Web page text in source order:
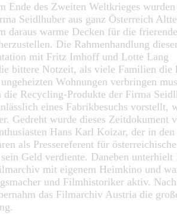
Ende des Zweiten Weltkrieges
Seidlhuber aus ganz Österreich
daraus warme Decken für die frierende
Die Rahmenhandlung
mit Fritz Imhoff und Lotte Lang
bittere Notzeit, als viele Familien die
Wohnungen verbringen
die Recycling-Produkte der Firma
eines Fabrikbesuchs vorstellt,
Gedreht wurde dieses Zeitdokument
Hans Karl Koizar, der in den
als Pressereferent für österreichische
Geld verdiente. Daneben unterhielt
mit eigenem Heimkino und
und Filmhistoriker aktiv. Nach
das Filmarchiv Austria die